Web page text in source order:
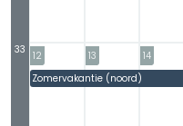
33 12
Zomervakantie (noord)
13
#
14
#